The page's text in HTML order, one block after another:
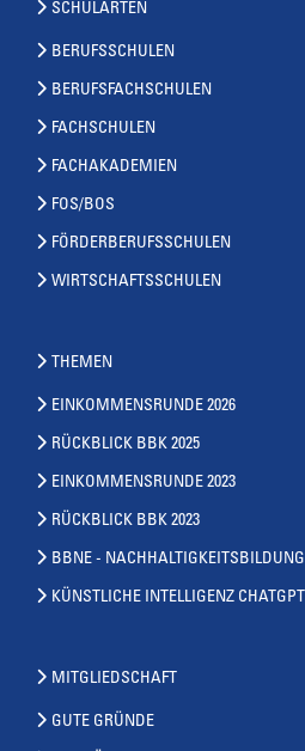
SCHULARTEN
BERUFSSCHULEN
BERUFSFACHSCHULEN
FACHSCHULEN
FACHAKADEMIEN
FOS/BOS
FÖRDERBERUFSSCHULEN
WIRTSCHAFTSSCHULEN
THEMEN
EINKOMMENSRUNDE 2026
RÜCKBLICK BBK 2025
EINKOMMENSRUNDE 2023
RÜCKBLICK BBK 2023
BBNE - NACHHALTIGKEITSBILDUNG
KÜNSTLICHE INTELLIGENZ CHATGPT
MITGLIEDSCHAFT
GUTE GRÜNDE